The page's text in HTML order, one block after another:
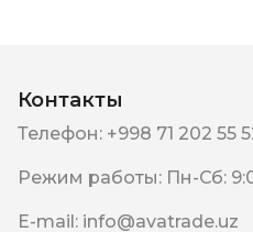
Контакты
Телефон: +998 71 202 55
Режим работы: Пн-Сб:
E-mail: info@avatrade.uz